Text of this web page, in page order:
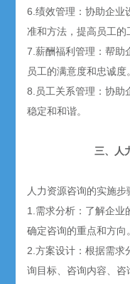
6.绩效管理：协助企业
准和方法，提高员工的
7.薪酬福利管理：帮助
员工的满意度和忠诚度
8.员工关系管理：协助
稳定和和谐。
三、人
人力资源咨询的实施步
1.需求分析：了解企业
确定咨询的重点和方向
2.方案设计：根据需求
询目标、咨询内容、咨